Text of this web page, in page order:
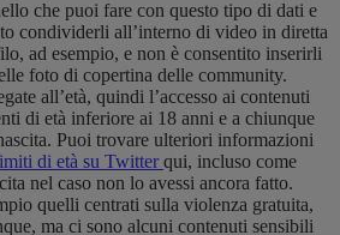
che puoi fare con questo tipo di dati e
condividerli all’interno di video in diretta
ad esempio, e non è consentito inserirli
foto di copertina delle community.
all’età, quindi l’accesso ai contenuti
di età inferiore ai 18 anni e a chiunque
Puoi trovare ulteriori informazioni
di età su Twitter qui, incluso come
nel caso non lo avessi ancora fatto.
quelli centrati sulla violenza gratuita,
ma ci sono alcuni contenuti sensibili